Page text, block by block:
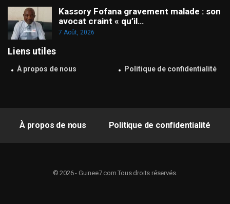
Kassory Fofana gravement malade : son
avocat craint « qu’il…
7 Août, 2026
Liens utiles
À propos de nous Politique de confidentialité
À propos de nous Politique de confidentialité
© 2026 - Guinee7.com.Tous droits réservés.